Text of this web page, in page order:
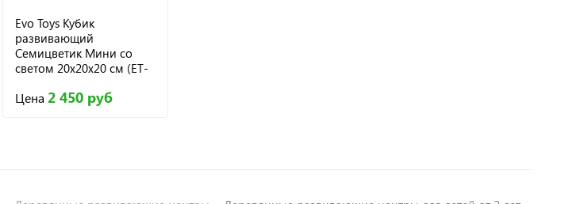
Evo Toys Кубик
развивающий
Семицветик Мини со
светом 20х20х20 см (ET-
Цена 2 450 руб